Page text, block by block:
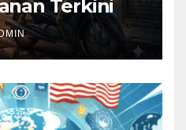
Terkini